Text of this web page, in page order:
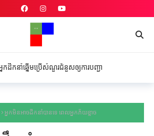
នកដឹកនាំឆ្នើមប្រើសំណួរជំនួសឲ្យការបញ្ជា
អ្នកមិនអាចដឹកនាំបានទេ ពេលអ្នកភ័យខ្លាច